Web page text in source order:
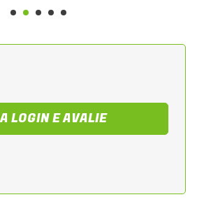
LOGIN E AVALIE